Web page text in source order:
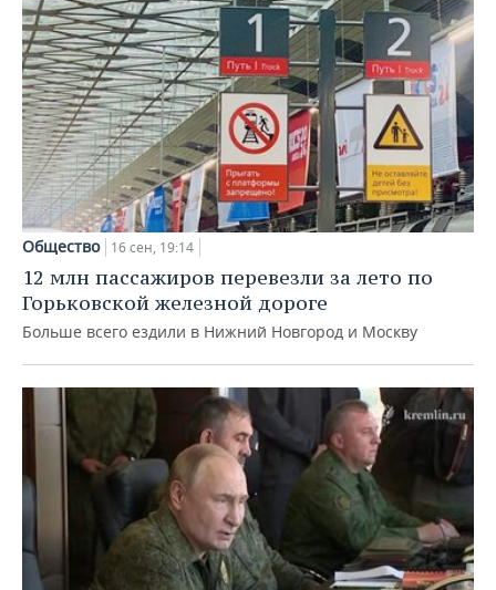
Общество 16 сен, 19:14
12 млн пассажиров перевезли за лето по
Горьковской железной дороге
Больше всего ездили в Нижний Новгород и Москву